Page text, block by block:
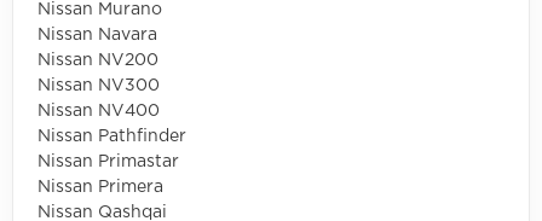
Nissan Murano
Nissan Navara
Nissan NV200
Nissan NV300
Nissan NV400
Nissan Pathfinder
Nissan Primastar
Nissan Primera
Nissan Qashqai